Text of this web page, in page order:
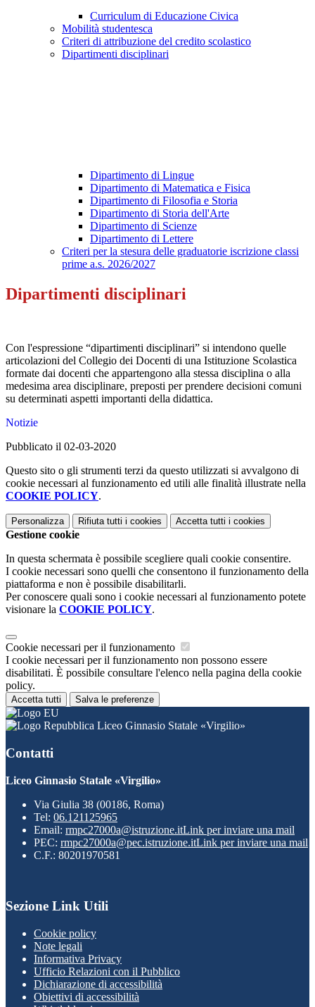
Curriculum di Educazione Civica
Mobilità studentesca
Criteri di attribuzione del credito scolastico
Dipartimenti disciplinari
Dipartimento di Lingue
Dipartimento di Matematica e Fisica
Dipartimento di Filosofia e Storia
Dipartimento di Storia dell'Arte
Dipartimento di Scienze
Dipartimento di Lettere
Criteri per la stesura delle graduatorie iscrizione classi
prime a.s. 2026/2027
Dipartimenti disciplinari
Con l'espressione “dipartimenti disciplinari” si intendono quelle
articolazioni del Collegio dei Docenti di una Istituzione Scolastica
formate dai docenti che appartengono alla stessa disciplina o alla
medesima area disciplinare, preposti per prendere decisioni comuni
su determinati aspetti importanti della didattica.
Notizie
Pubblicato il 02-03-2020
Questo sito o gli strumenti terzi da questo utilizzati si avvalgono di
cookie necessari al funzionamento ed utili alle finalità illustrate nella
COOKIE POLICY.
Personalizza Rifiuta tutti i cookies Accetta tutti i cookies
Gestione cookie
In questa schermata è possibile scegliere quali cookie consentire.
I cookie necessari sono quelli che consentono il funzionamento della
piattaforma e non è possibile disabilitarli.
Per conoscere quali sono i cookie necessari al funzionamento potete
visionare la COOKIE POLICY.
Cookie necessari per il funzionamento
I cookie necessari per il funzionamento non possono essere
disabilitati. È possibile consultare l'elenco nella pagina della cookie
policy.
Accetta tutti Salva le preferenze
Liceo Ginnasio Statale «Virgilio»
Contatti
Liceo Ginnasio Statale «Virgilio»
Via Giulia 38 (00186, Roma)
Tel: 06.121125965
Email: rmpc27000a@istruzione.itLink per inviare una mail
PEC: rmpc27000a@pec.istruzione.itLink per inviare una mail
C.F.: 80201970581
Sezione Link Utili
Cookie policy
Note legali
Informativa Privacy
Ufficio Relazioni con il Pubblico
Dichiarazione di accessibilità
Obiettivi di accessibilità